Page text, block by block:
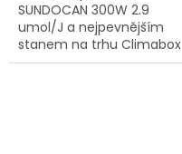
SUNDOCAN 300W 2.9
umol/J a nejpevnějším
stanem na trhu Climabox
White 100 s kovovou